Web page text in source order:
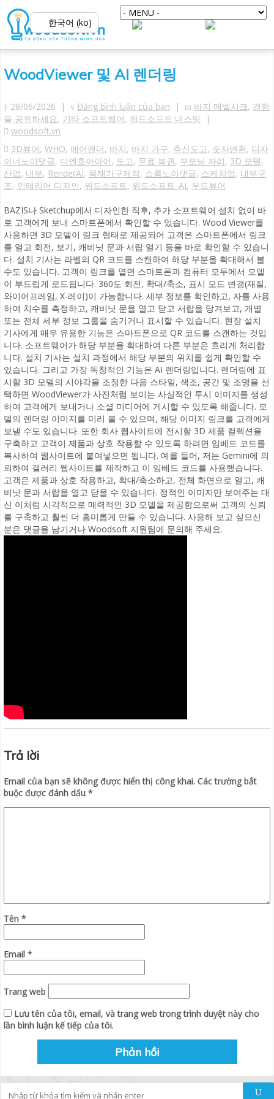
WoodViewer 및 AI 렌더링
28/06/2026 | Đăng bình luận của bạn | 바지 메벨시크, 경험
을 공유하세요, 기타 소프트웨어, 워드소프트 네스팅
|
woodsoft.vn
3D뷰어, WHO, 에어렌더, 바지, 바지 가구, 추신도고, 숫자변환, 디자
이너노이댓글, 디엔호아아이, 도고, 무료 복권, 부모님 자리, 3D 모델,
산업, 내부, RenderAI, 목재가구제작, 쇼룸노이댓글, 스케치업, 내부구
조, 인테리어 디자인, 워드소프트, 워드소프트_AI, 우드뷰어
BAZIS나 Sketchup에서 디자인한 직후, 추가 소프트웨어 설치 없이 바
로 고객에게 보내 스마트폰에서 확인할 수 있습니다. Wood Viewer를
사용하면 3D 모델이 링크 형태로 제공되어 고객은 스마트폰에서 링크
를 열고 회전, 보기, 캐비닛 문과 서랍 열기 등을 바로 확인할 수 있습니
다. 설치 기사는 라벨의 QR 코드를 스캔하여 해당 부분을 확대해서 볼
수도 있습니다. 고객이 링크를 열면 스마트폰과 컴퓨터 모두에서 모델
이 부드럽게 로드됩니다. 360도 회전, 확대/축소, 표시 모드 변경(재질,
와이어프레임, X-레이)이 가능합니다. 세부 정보를 확인하고, 자를 사용
하여 치수를 측정하고, 캐비닛 문을 열고 닫고 서랍을 당겨보고, 개별
또는 전체 세부 정보 그룹을 숨기거나 표시할 수 있습니다. 현장 설치
기사에게 매우 유용한 기능은 스마트폰으로 QR 코드를 스캔하는 것입
니다. 소프트웨어가 해당 부분을 확대하여 다른 부분은 흐리게 처리합
니다. 설치 기사는 설치 과정에서 해당 부분의 위치를 쉽게 확인할 수
있습니다. 그리고 가장 독창적인 기능은 AI 렌더링입니다. 렌더링에 표
시할 3D 모델의 시야각을 조정한 다음 스타일, 색조, 공간 및 조명을 선
택하면 WoodViewer가 사진처럼 보이는 사실적인 투시 이미지를 생성
하여 고객에게 보내거나 소셜 미디어에 게시할 수 있도록 해줍니다. 모
델의 렌더링 이미지를 미리 볼 수 있으며, 해당 이미지 링크를 고객에게
보낼 수도 있습니다. 또한 회사 웹사이트에 전시할 3D 제품 컬렉션을
구축하고 고객이 제품과 상호 작용할 수 있도록 하려면 임베드 코드를
복사하여 웹사이트에 붙여넣으면 됩니다. 예를 들어, 저는 Gemini에 의
뢰하여 갤러리 웹사이트를 제작하고 이 임베드 코드를 사용했습니다.
고객은 제품과 상호 작용하고, 확대/축소하고, 전체 화면으로 열고, 캐
비닛 문과 서랍을 열고 닫을 수 있습니다. 정적인 이미지만 보여주는 대
신 이처럼 시각적으로 매력적인 3D 모델을 제공함으로써 고객의 신뢰
를 구축하고 훨씬 더 흥미롭게 만들 수 있습니다. 사용해 보고 싶으신
분은 댓글을 남기거나 Woodsoft 지원팀에 문의해 주세요.
Trả lời
Email của bạn sẽ không được hiển thị công khai. Các trường bắt
buộc được đánh dấu *
Tên *
Email *
Trang web
Lưu tên của tôi, email, và trang web trong trình duyệt này cho
lần bình luận kế tiếp của tôi.
한국어 (ko)